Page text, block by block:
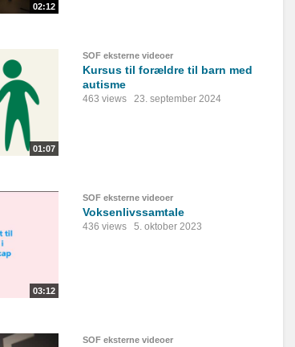
02:12
01:07
SOF eksterne videoer
Kursus til forældre til barn med
autisme
463 views 23. september 2024
03:12
SOF eksterne videoer
Voksenlivssamtale
436 views 5. oktober 2023
SOF eksterne videoer